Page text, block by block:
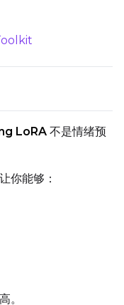
LoRA 不是情绪预
你能够：
。